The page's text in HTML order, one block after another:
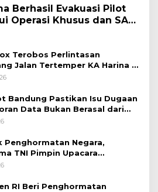
Berhasil Evakuasi Pilot
Operasi Khusus dan SAR
Terobos Perlintasan
Jalan Tertemper KA Harina di
Poncol-Jrakah Semarang
Bandung Pastikan Isu Dugaan
Data Bukan Berasal dari
Penghormatan Negara,
TNI Pimpin Upacara
Militer
RI Beri Penghormatan